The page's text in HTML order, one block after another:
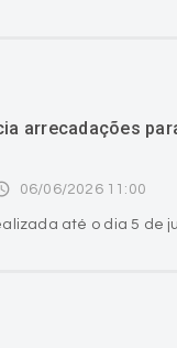
arrecadações
06/06/2026 11:00
até o dia 5 de